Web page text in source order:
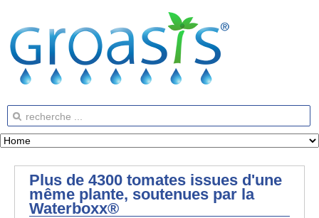
Plus de 4300 tomates issues d'une
même plante, soutenues par la
Waterboxx®